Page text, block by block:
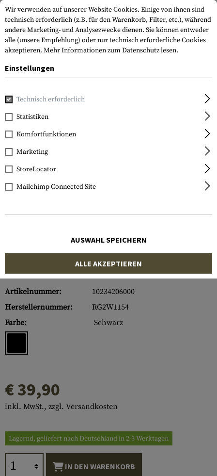
Home Waffenzubehör
Leapers
25.4mm CNC Mount
Rings Medium
Artikelnummer:
10234206000
Herstellernummer:
RG2W1154
Farbe:
Schwarz
€ 39,90
inkl. MwSt., zzgl. Versandkosten
Lagernd, geliefert nach Deutschland in 2-3 Werktagen
IN DEN WARENKORB
Wir verwenden auf unserer Website Cookies. Einige von ihnen sind
technisch erforderlich (z.B. für den Warenkorb, Filter, etc.), während
andere Marketing- und Analysezwecke dienen. Sie können entweder
alle (unsere Empfehlung) oder nur technisch erforderliche Cookies
akzeptieren. Mehr Informationen zum Datenschutz lesen.
Einstellungen
Technisch erforderlich
Statistiken
Komfortfunktionen
Marketing
StoreLocator
Mailchimp Connected Site
AUSWAHL SPEICHERN
ALLE AKZEPTIEREN